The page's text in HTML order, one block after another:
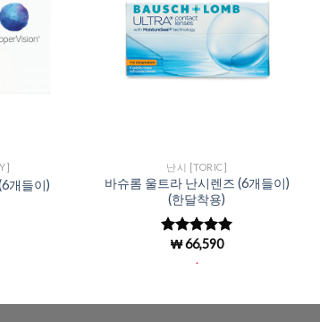
개들이)
난시 [TORIC]
바슈롬 울트라 난시렌즈 (6개들이)
(한달착용)
5 중에서
로 평
₩66,590